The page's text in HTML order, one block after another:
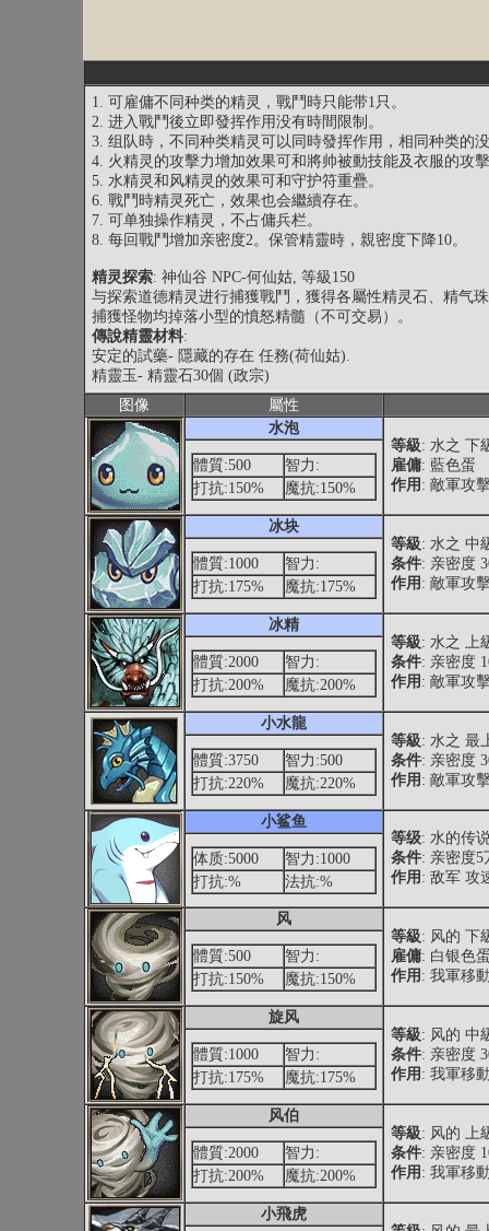
1. 可雇傭不同种类的精灵，戰鬥時只能带1只。
2. 进入戰鬥後立即發挥作用没有時間限制。
3. 组队時，不同种类精灵可以同時發挥作用，相同种类的
4. 火精灵的攻擊力增加效果可和將帅被動技能及衣服的攻
5. 水精灵和风精灵的效果可和守护符重疊。
6. 戰鬥時精灵死亡，效果也会繼續存在。
7. 可单独操作精灵，不占傭兵栏。
8. 每回戰鬥增加亲密度2。保管精靈時，親密度下降10。
精灵探索: 神仙谷 NPC-何仙姑, 等級150
与探索道德精灵进行捕獲戰鬥，獲得各屬性精灵石、精气
捕獲怪物均掉落小型的憤怒精髓（不可交易）。
傳說精靈材料:
安定的試藥- 隱藏的存在 任務(荷仙姑).
精靈玉- 精靈石30個 (政宗)
图像
屬性
水泡
等級: 水之 下
雇傭: 藍色蛋
作用 : 敵軍攻
體質:500
智力:
打抗:150%
魔抗:150%
冰块
等級: 水之 中
条件: 亲密度
作用 : 敵軍攻
體質:1000
智力:
打抗:175%
魔抗:175%
冰精
等級: 水之 上
条件: 亲密度
作用 : 敵軍攻
體質:2000
智力:
打抗:200%
魔抗:200%
小水龍
等級: 水之 最
条件: 亲密度
作用 : 敵軍攻
體質:3750
智力:500
打抗:220%
魔抗:220%
小鲨鱼
等级: 水的传
条件: 亲密度5
作用 : 敌军 攻
体质:5000
智力:1000
打抗:%
法抗:%
风
等級: 风的 下
雇傭: 白银色
作用 : 我軍移
體質:500
智力:
打抗:150%
魔抗:150%
旋风
等級: 风的 中
条件: 亲密度
作用 : 我軍移
體質:1000
智力:
打抗:175%
魔抗:175%
风伯
等級: 风的 上
条件: 亲密度
作用 : 我軍移
體質:2000
智力:
打抗:200%
魔抗:200%
小飛虎